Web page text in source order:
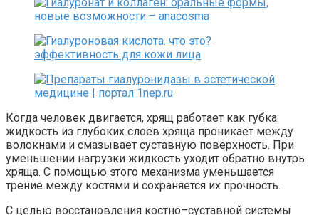
Когда человек двигается, хрящ работает как губка:
жидкость из глубоких слоёв хряща проникает между
волокнами и смазывает суставную поверхность. При
уменьшении нагрузки жидкость уходит обратно внутрь
хряща. С помощью этого механизма уменьшается
трение между костями и сохраняется их прочность.
С целью восстановления костно–суставной системы